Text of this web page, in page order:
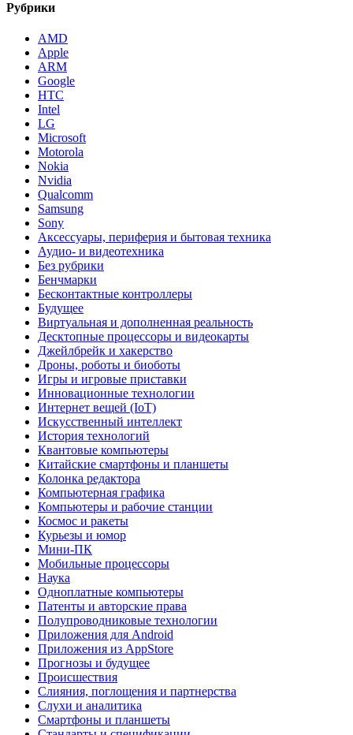
Рубрики
AMD
Apple
ARM
Google
HTC
Intel
LG
Microsoft
Motorola
Nokia
Nvidia
Qualcomm
Samsung
Sony
Аксессуары, периферия и бытовая техника
Аудио- и видеотехника
Без рубрики
Бенчмарки
Бесконтактные контроллеры
Будущее
Виртуальная и дополненная реальность
Десктопные процессоры и видеокарты
Джейлбрейк и хакерство
Дроны, роботы и биоботы
Игры и игровые приставки
Инновационные технологии
Интернет вещей (IoT)
Искусственный интеллект
История технологий
Квантовые компьютеры
Китайские смартфоны и планшеты
Колонка редактора
Компьютерная графика
Компьютеры и рабочие станции
Космос и ракеты
Курьезы и юмор
Мини-ПК
Мобильные процессоры
Наука
Одноплатные компьютеры
Патенты и авторские права
Полупроводниковые технологии
Приложения для Android
Приложения из AppStore
Прогнозы и будущее
Происшествия
Слияния, поглощения и партнерства
Слухи и аналитика
Смартфоны и планшеты